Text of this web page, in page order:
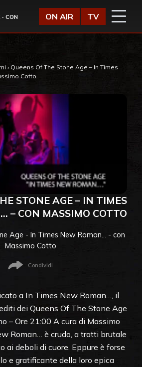
- CON
ON AIR TV
› Queens Of The Stone Age – In Times
Cotto
STONE AGE – IN TIMES
– CON MASSIMO COTTO
Age - In Times New Roman… - con
Massimo Cotto
Condividi
a In Times New Roman…, il
dei Queens Of The Stone Age
– Ore 21:00 A cura di Massimo
Roman… è crudo, a tratti brutale
ai deboli di cuore. Eppure è forse
e gratificante della loro epica